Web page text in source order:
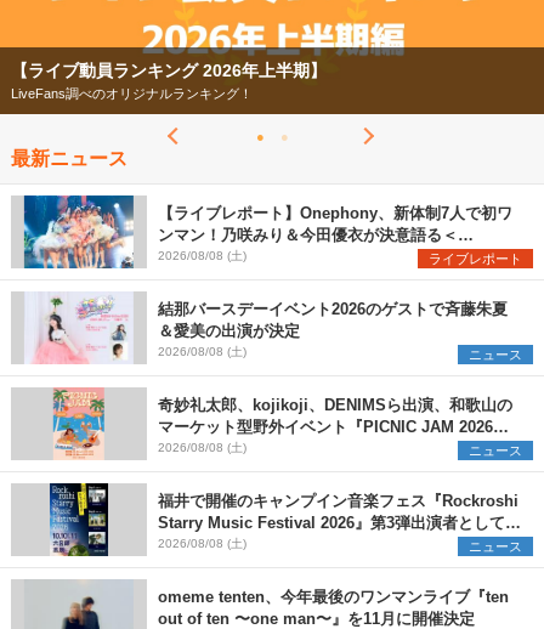
グ 2026年上半期】
ンキング！
最新ニュース
【ライブレポート】Onephony、新体制7人で初ワ
ンマン！乃咲みり＆今田優衣が決意語る＜
Onephony新体制1st Oneman Live はじまりの夏
＞
2026/08/08 (土) ライブレポート
結那バースデーイベント2026のゲストで斉藤朱夏
＆愛美の出演が決定
2026/08/08 (土) ニュース
奇妙礼太郎、kojikoji、DENIMSら出演、和歌山の
マーケット型野外イベント『PICNIC JAM 2026』
早割チケット発売開始
2026/08/08 (土) ニュース
福井で開催のキャンプイン音楽フェス『Rockroshi
Starry Music Festival 2026』第3弾出演者として
SCOOBIE DO、かりゆし58、Reiを発表
2026/08/08 (土) ニュース
omeme tenten、今年最後のワンマンライブ『ten
out of ten 〜one man〜』を11月に開催決定